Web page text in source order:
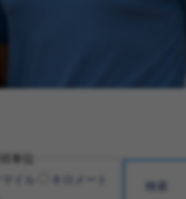
単位
キロメート 検索